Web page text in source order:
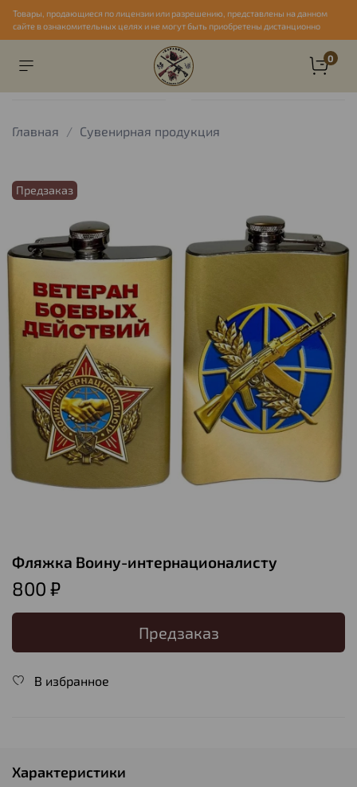
Товары, продающиеся по лицензии или разрешению, представлены на данном
сайте в ознакомительных целях и не могут быть приобретены дистанционно
0
Главная Сувенирная продукция
Предзаказ
Фляжка Воину-интернационалисту
800 ₽
Предзаказ
В избранное
Характеристики